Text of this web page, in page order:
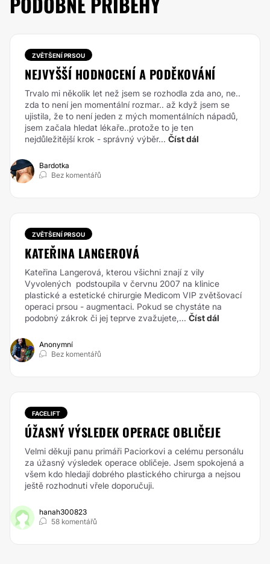
ZVĚTŠENÍ PRSOU
NEJVYŠŠÍ HODNOCENÍ A PODĚKOVÁNÍ
Trvalo mi několik let než jsem se rozhodla zda ano, ne..
zda to není jen momentální rozmar.. až když jsem se
ujistila, že to není jeden z mých momentálních nápadů,
jsem začala hledat lékaře..protože to je ten
nejdůležitější krok - správný výběr... Číst dál
Bardotka
Bez komentářů
ZVĚTŠENÍ PRSOU
KATEŘINA LANGEROVÁ
Kateřina Langerová, kterou všichni znají z vily
Vyvolených podstoupila v červnu 2007 na klinice
plastické a estetické chirurgie Medicom VIP zvětšovací
operaci prsou - augmentaci. Pokud se chystáte na
podobný zákrok či jej teprve zvažujete,... Číst dál
Anonymní
Bez komentářů
FACELIFT
ÚŽASNÝ VÝSLEDEK OPERACE OBLIČEJE
Velmi děkuji panu primáři Paciorkovi a celému personálu
za úžasný výsledek operace obličeje. Jsem spokojená a
všem kdo hledají dobrého plastického chirurga a nejsou
ještě rozhodnuti vřele doporučuji.
hanah300823
58 komentářů